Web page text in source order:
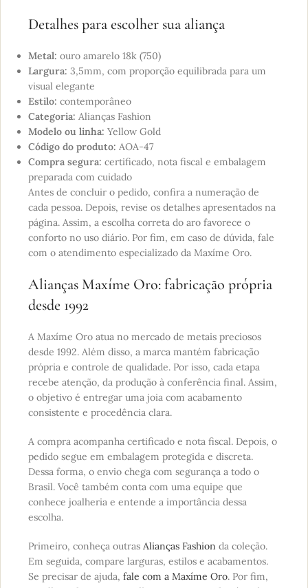
Detalhes para escolher sua aliança
Metal: ouro amarelo 18k (750)
Largura: 3,5mm, com proporção equilibrada para um
visual elegante
Estilo: contemporâneo
Categoria: Alianças Fashion
Modelo ou linha: Yellow Gold
Código do produto: AOA-47
Compra segura: certificado, nota fiscal e embalagem
preparada com cuidado
Antes de concluir o pedido, confira a numeração de
cada pessoa. Depois, revise os detalhes apresentados na
página. Assim, a escolha correta do aro favorece o
conforto no uso diário. Por fim, em caso de dúvida, fale
com o atendimento especializado da Maxíme Oro.
Alianças Maxíme Oro: fabricação própria
desde 1992
A Maxíme Oro atua no mercado de metais preciosos
desde 1992. Além disso, a marca mantém fabricação
própria e controle de qualidade. Por isso, cada etapa
recebe atenção, da produção à conferência final. Assim,
o objetivo é entregar uma joia com acabamento
consistente e procedência clara.
A compra acompanha certificado e nota fiscal. Depois, o
pedido segue em embalagem protegida e discreta.
Dessa forma, o envio chega com segurança a todo o
Brasil. Você também conta com uma equipe que
conhece joalheria e entende a importância dessa
escolha.
Primeiro, conheça outras Alianças Fashion da coleção.
Em seguida, compare larguras, estilos e acabamentos.
Se precisar de ajuda, fale com a Maxíme Oro. Por fim,